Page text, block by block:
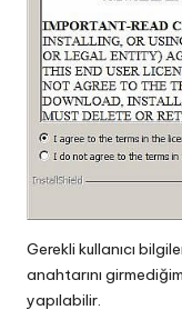
Gerekli kullanıcı
anahtarını
yapılabilir.